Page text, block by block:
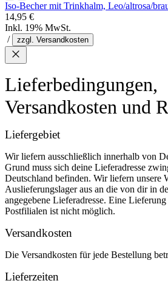
Iso-Becher mit Trinkhalm, Leo/altrosa/
14,95 €
Inkl. 19% MwSt.
/
zzgl. Versandkosten
Lieferbedingungen,
Versandkosten und
Liefergebiet
Wir liefern ausschließlich innerhalb von
Grund muss sich deine Lieferadresse
Deutschland befinden. Wir liefern unsere
Auslieferungslager aus an die von dir in
angegebene Lieferadresse. Eine
Postfilialen ist nicht möglich.
Versandkosten
Die Versandkosten für jede Bestellung
Lieferzeiten